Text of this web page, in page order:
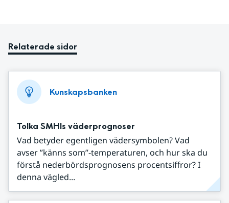
Relaterade sidor
Kunskapsbanken
Tolka SMHIs väderprognoser
Vad betyder egentligen vädersymbolen? Vad
avser ”känns som”-temperaturen, och hur ska du
förstå nederbördsprognosens procentsiffror? I
denna vägled...